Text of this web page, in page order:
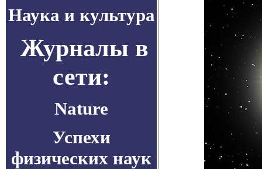
Наука и культура
Журналы в
сети:
Nature
Успехи
физических наук